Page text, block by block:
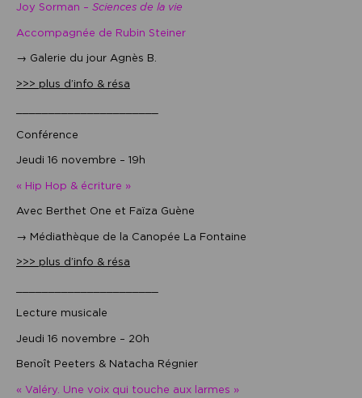
Joy Sorman – Sciences de la vie
Accompagnée de Rubin Steiner
→ Galerie du jour Agnès B.
>>> plus d’info & résa
Conférence
Jeudi 16 novembre – 19h
« Hip Hop & écriture »
Avec Berthet One et Faïza Guène
→ Médiathèque de la Canopée La Fontaine
>>> plus d’info & résa
Lecture musicale
Jeudi 16 novembre – 20h
Benoît Peeters & Natacha Régnier
« Valéry. Une voix qui touche aux larmes »